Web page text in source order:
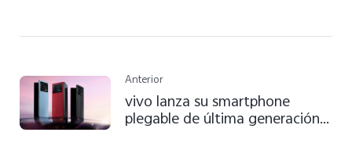
Anterior
vivo lanza su smartphone
plegable de última generación,